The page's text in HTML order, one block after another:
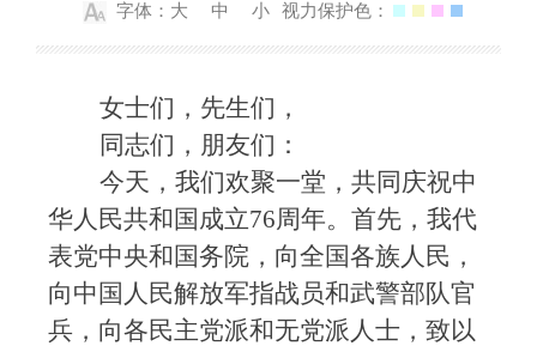
字体： 大 中 小 视力保护色：
女士们，先生们，
同志们，朋友们：
今天，我们欢聚一堂，共同庆祝中
华人民共和国成立76周年。首先，我代
表党中央和国务院，向全国各族人民，
向中国人民解放军指战员和武警部队官
兵，向各民主党派和无党派人士，致以